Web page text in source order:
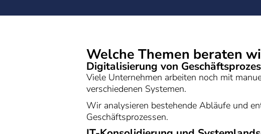
Welche Themen beraten
Digitalisierung von
Viele Unternehmen arbeiten noch mit
verschiedenen Systemen.
Wir analysieren bestehende Abläufe und
Geschäftsprozessen.